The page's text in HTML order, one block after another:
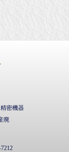
密機器
廃